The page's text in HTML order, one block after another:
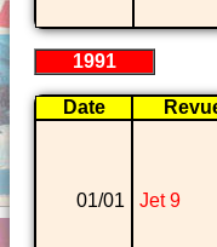
1991
Date
01/01 Jet 9